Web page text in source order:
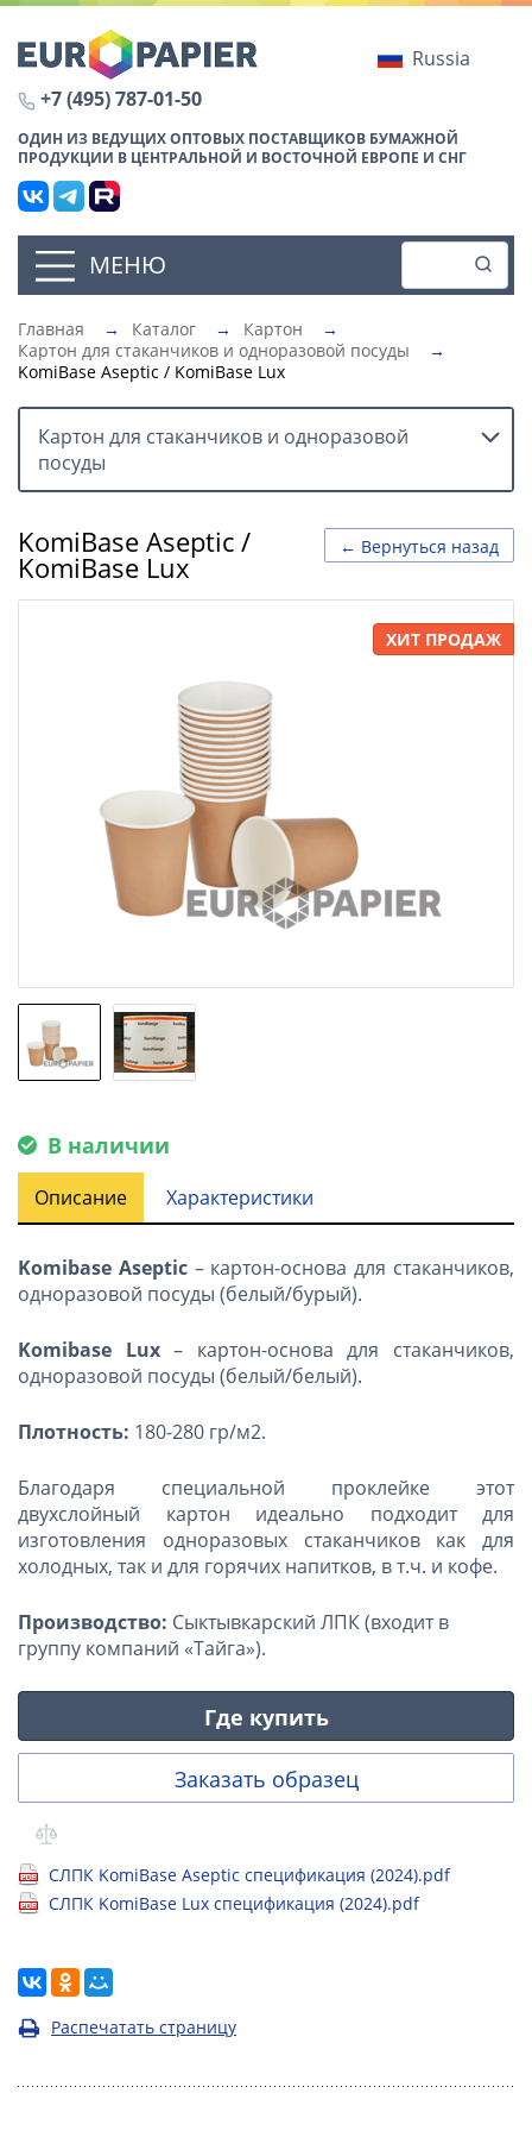
Russia
+7 (495) 787-01-50
ОДИН ИЗ ВЕДУЩИХ ОПТОВЫХ ПОСТАВЩИКОВ БУМАЖНОЙ
ПРОДУКЦИИ В ЦЕНТРАЛЬНОЙ И ВОСТОЧНОЙ ЕВРОПЕ И СНГ
МЕНЮ
Главная → Каталог → Картон
→
Картон для стаканчиков и одноразовой посуды
→
KomiBase Aseptic / KomiBase Lux
Картон для стаканчиков и одноразовой
посуды
← Вернуться назад
KomiBase Aseptic /
KomiBase Lux
ХИТ ПРОДАЖ
В наличии
Описание Характеристики
Komibase Aseptic – картон-основа для стаканчиков,
одноразовой посуды (белый/бурый).
Komibase Lux– картон-основа для стаканчиков,
одноразовой посуды (белый/белый).
Плотность: 180-280 гр/м2.
Благодаря специальной проклейке этот
двухслойный картон идеально подходит для
изготовления одноразовых стаканчиков как для
холодных, так и для горячих напитков, в т.ч. и кофе.
Производство: Сыктывкарский ЛПК (входит в
группу компаний «Тайга»).
Где купить
Заказать образец
СЛПК KomiBase Aseptic спецификация (2024).pdf
СЛПК KomiBase Lux спецификация (2024).pdf
Распечатать страницу